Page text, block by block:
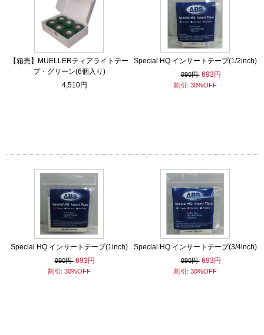
【箱売】MUELLERティアライトテー
プ・グリーン(6個入り)
4,510円
Special HQ インサートテープ(1/2inch)
990円 693円
割引: 30%OFF
Special HQ インサートテープ(1inch)
990円 693円
割引: 30%OFF
Special HQ インサートテープ(3/4inch)
990円 693円
割引: 30%OFF